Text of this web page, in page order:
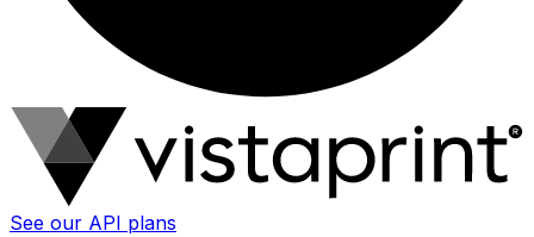
See our API plans